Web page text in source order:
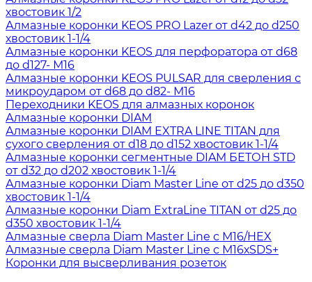
хвостовик 1/2
Алмазные коронки KEOS PRO Lazer от d42 до d250
хвостовик 1-1/4
Алмазные коронки KEOS для перфоратора от d68
до d127- М16
Алмазные коронки KEOS PULSAR для сверления с
микроударом от d68 до d82- М16
Переходники KEOS для алмазных коронок
Алмазные коронки DIAM
Алмазные коронки DIAM EXTRA LINE TITAN для
сухого сверления от d18 до d152 хвостовик 1-1/4
Алмазные коронки сегментные DIAM БЕТОН STD
от d32 до d202 хвостовик 1-1/4
Алмазные коронки Diam Master Line от d25 до d350
хвостовик 1-1/4
Алмазные коронки Diam ExtraLine ТITAN от d25 до
d350 хвостовик 1-1/4
Алмазные сверла Diam Master Line с М16/HEX
Алмазные сверла Diam Master Line с М16хSDS+
Коронки для высверливания розеток